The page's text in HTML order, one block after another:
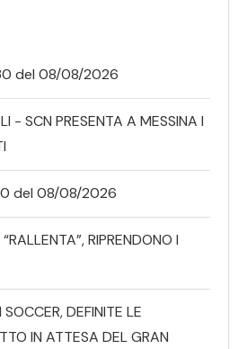
del 08/08/2026
- SCN PRESENTA A MESSINA I
del 08/08/2026
RIPRENDONO I
DEFINITE LE
IN ATTESA DEL GRAN